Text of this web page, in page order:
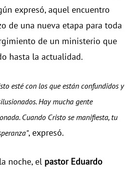
expresó, aquel encuentro
de una nueva etapa para toda
de un ministerio que
hasta la actualidad.
esté con los que están confundidos y
Hay mucha gente
Cuando Cristo se manifiesta, tu
, expresó.
noche, el pastor Eduardo